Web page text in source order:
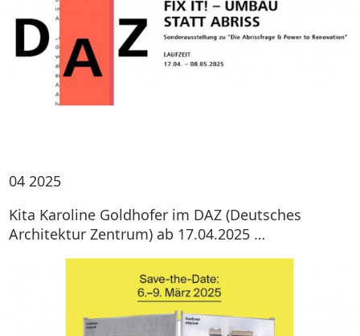
04 2025
Kita Karoline Goldhofer im DAZ (Deutsches
Architektur Zentrum) ab 17.04.2025 …